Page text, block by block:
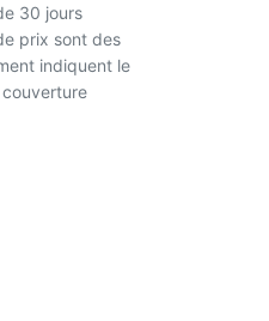
30 jours
prix sont des
indiquent le